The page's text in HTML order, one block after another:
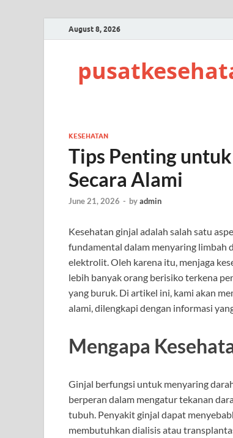
August 8, 2026
KESEHATAN
Tips Penting
Secara Alami
June 21, 2026 - byadmin
Kesehatan ginjal adalah salah satu
fundamental dalam menyaring limbah
elektrolit. Oleh karena itu, menjaga
lebih banyak orang berisiko terkena
yang buruk. Di artikel ini, kami akan
alami, dilengkapi dengan informasi
Mengapa
Ginjal berfungsi untuk menyaring
berperan dalam mengatur tekanan
tubuh. Penyakit ginjal dapat
membutuhkan dialisis atau